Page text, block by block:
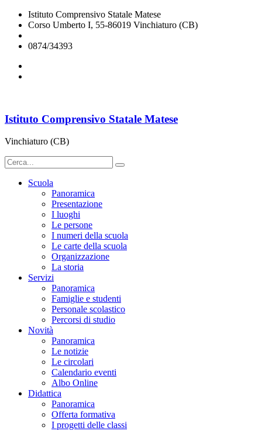
Istituto Comprensivo Statale Matese
Corso Umberto I, 55-86019 Vinchiaturo (CB)
0874/34393
Istituto Comprensivo Statale Matese
Vinchiaturo (CB)
Scuola
Panoramica
Presentazione
I luoghi
Le persone
I numeri della scuola
Le carte della scuola
Organizzazione
La storia
Servizi
Panoramica
Famiglie e studenti
Personale scolastico
Percorsi di studio
Novità
Panoramica
Le notizie
Le circolari
Calendario eventi
Albo Online
Didattica
Panoramica
Offerta formativa
I progetti delle classi